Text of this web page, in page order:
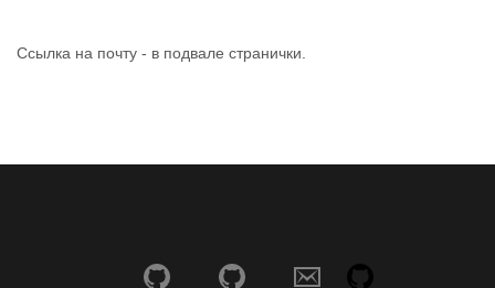
Ссылка на почту - в подвале странички.